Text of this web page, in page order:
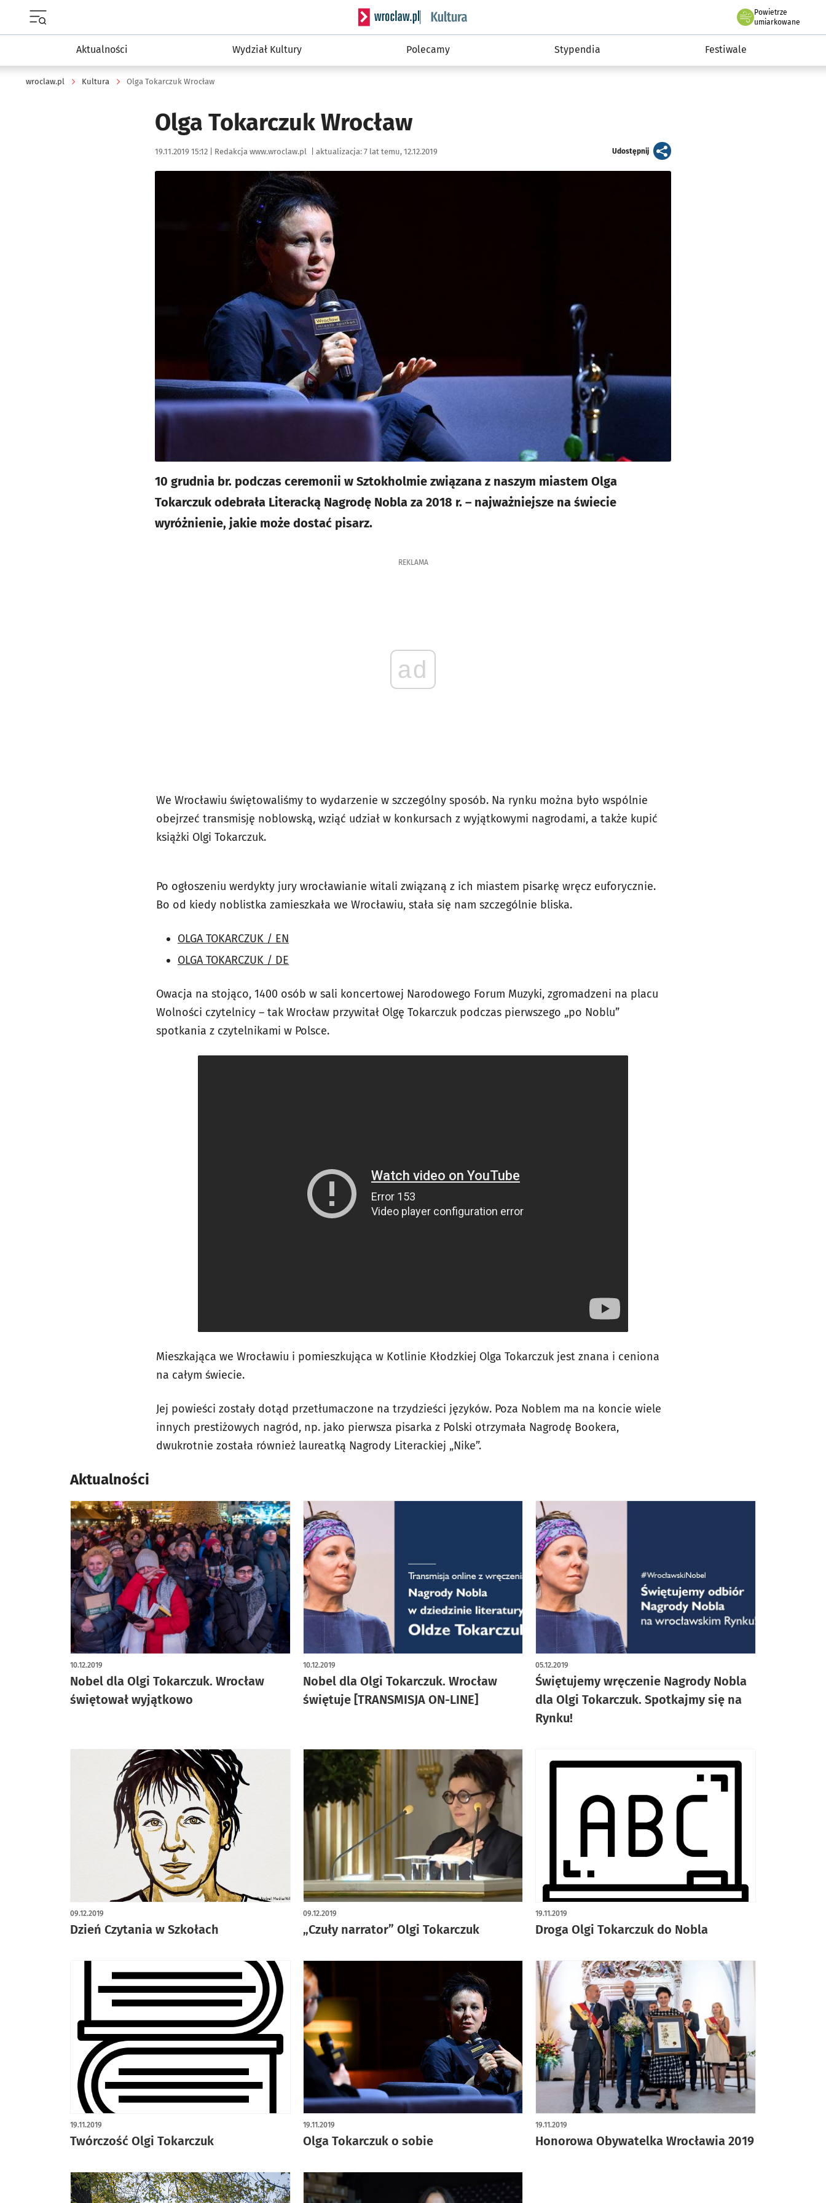
Serwis informacyjny wroclaw.pl podserwis: Kultura
Powietrze
we Wrocławiu
umiarkowane
Aktualności Wydział Kultury Polecamy Stypendia Festiwale
wroclaw.pl Kultura Olga Tokarczuk Wrocław
Olga Tokarczuk Wrocław
Data publikacji:
19.11.2019 15:12 | Autor:
Redakcja www.wroclaw.pl aktualizacja: 7 lat temu, 12.12.2019 Udostępnijartykuł
10 grudnia br. podczas ceremonii w Sztokholmie związana z naszym miastem Olga
Tokarczuk odebrała Literacką Nagrodę Nobla za 2018 r. – najważniejsze na świecie
wyróżnienie, jakie może dostać pisarz.
REKLAMA
ad
We Wrocławiu świętowaliśmy to wydarzenie w szczególny sposób. Na rynku można było wspólnie
obejrzeć transmisję noblowską, wziąć udział w konkursach z wyjątkowymi nagrodami, a także kupić
książki Olgi Tokarczuk.
Po ogłoszeniu werdykty jury wrocławianie witali związaną z ich miastem pisarkę wręcz euforycznie.
Bo od kiedy noblistka zamieszkała we Wrocławiu, stała się nam szczególnie bliska.
OLGA TOKARCZUK / EN
OLGA TOKARCZUK / DE
Owacja na stojąco, 1400 osób w sali koncertowej Narodowego Forum Muzyki, zgromadzeni na placu
Wolności czytelnicy – tak Wrocław przywitał Olgę Tokarczuk podczas pierwszego „po Noblu”
spotkania z czytelnikami w Polsce.
Mieszkająca we Wrocławiu i pomieszkująca w Kotlinie Kłodzkiej Olga Tokarczuk jest znana i ceniona
na całym świecie.
Jej powieści zostały dotąd przetłumaczone na trzydzieści języków. Poza Noblem ma na koncie wiele
innych prestiżowych nagród, np. jako pierwsza pisarka z Polski otrzymała Nagrodę Bookera,
dwukrotnie została również laureatką Nagrody Literackiej „Nike”.
Aktualności
Nobel dla Olgi Tokarczuk. Wrocław
świętował wyjątkowo
10.12.2019
Nobel dla Olgi Tokarczuk. Wrocław
świętuje [TRANSMISJA ON-LINE]
10.12.2019
Świętujemy wręczenie Nagrody Nobla
dla Olgi Tokarczuk. Spotkajmy się na
Rynku!
05.12.2019
Dzień Czytania w Szkołach
09.12.2019
„Czuły narrator” Olgi Tokarczuk
09.12.2019
Droga Olgi Tokarczuk do Nobla
19.11.2019
Twórczość Olgi Tokarczuk
19.11.2019
Olga Tokarczuk o sobie
19.11.2019
Honorowa Obywatelka Wrocławia 2019
19.11.2019